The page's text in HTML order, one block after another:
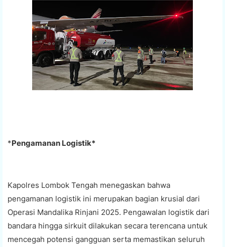
*Pengamanan Logistik*
Kapolres Lombok Tengah menegaskan bahwa
pengamanan logistik ini merupakan bagian krusial dari
Operasi Mandalika Rinjani 2025. Pengawalan logistik dari
bandara hingga sirkuit dilakukan secara terencana untuk
mencegah potensi gangguan serta memastikan seluruh